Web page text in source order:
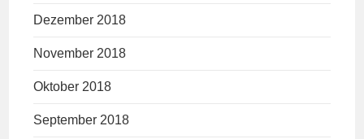
Dezember 2018
November 2018
Oktober 2018
September 2018